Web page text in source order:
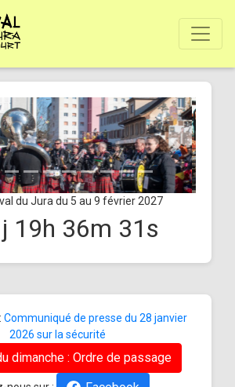
du Jura du 5 au 9 février 2027
j 19h 36m 30s
Communiqué de presse du 28 janvier
2026 sur la sécurité
dimanche : Ordre de passage